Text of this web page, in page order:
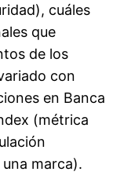
cuáles
que
de los
con
en Banca
(métrica
marca).